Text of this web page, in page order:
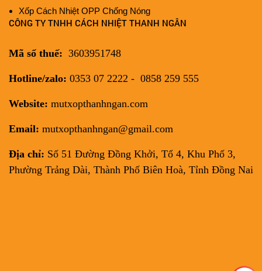
Xốp Cách Nhiệt OPP Chống Nóng
CÔNG TY TNHH CÁCH NHIỆT THANH NGÂN
Mã số thuế: 3603951748
Hotline/zalo: 0353 07 2222 - 0858 259 555
Website: mutxopthanhngan.com
Email: mutxopthanhngan@gmail.com
Địa chỉ: Số 51 Đường Đồng Khởi, Tổ 4, Khu Phố 3,
Phường Trảng Dài, Thành Phố Biên Hoà, Tỉnh Đồng Nai